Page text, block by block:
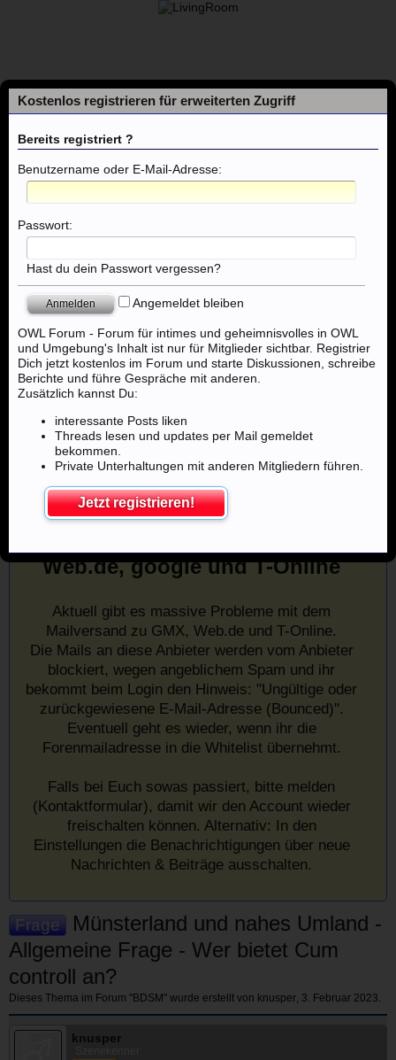
Foren ..:: Besondere Vorlieben Deutschlandweit ::..
Web.de, google und T-Online
Aktuell gibt es massive Probleme mit dem
Mailversand zu GMX, Web.de und T-Online.
Die Mails an diese Anbieter werden vom Anbieter
blockiert, wegen angeblichem Spam und ihr
bekommt beim Login den Hinweis: "Ungültige oder
zurückgewiesene E-Mail-Adresse (Bounced)".
Eventuell geht es wieder, wenn ihr die
Forenmailadresse in die Whitelist übernehmt.
Falls bei Euch sowas passiert, bitte melden
(Kontaktformular), damit wir den Account wieder
freischalten können. Alternativ: In den
Einstellungen die Benachrichtigungen über neue
Nachrichten & Beiträge ausschalten.
Frage
Münsterland und nahes Umland -
Allgemeine Frage - Wer bietet Cum
controll an?
Dieses Thema im Forum "BDSM" wurde erstellt von knusper, 3. Februar 2023.
knusper
Foren
Themen mit aktuellen Beiträgen
Kostenlos registrieren für erweiterten Zugriff
Bereits registriert ?
Benutzername oder E-Mail-Adresse:
Passwort:
Hast du dein Passwort vergessen?
Angemeldet bleiben
OWL Forum - Forum für intimes und geheimnisvolles in OWL
und Umgebung's Inhalt ist nur für Mitglieder sichtbar. Registrier
Dich jetzt kostenlos im Forum und starte Diskussionen, schreibe
Berichte und führe Gespräche mit anderen.
Zusätzlich kannst Du:
interessante Posts liken
Threads lesen und updates per Mail gemeldet
bekommen.
Private Unterhaltungen mit anderen Mitgliedern führen.
Jetzt registrieren!